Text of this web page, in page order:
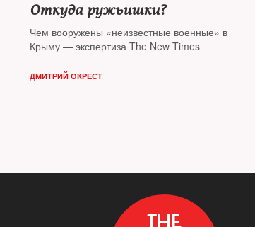
Откуда ружьишки?
Чем вооружены «неизвестные военные» в
Крыму — экспертиза The New Times
ДМИТРИЙ ОКРЕСТ